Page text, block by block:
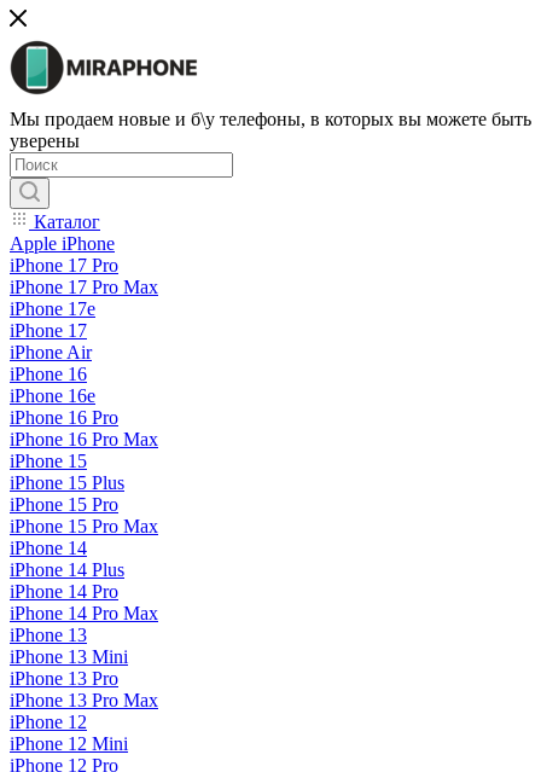
Мы продаем новые и б\у телефоны, в которых вы можете быть
уверены
Каталог
Apple iPhone
iPhone 17 Pro
iPhone 17 Pro Max
iPhone 17e
iPhone 17
iPhone Air
iPhone 16
iPhone 16e
iPhone 16 Pro
iPhone 16 Pro Max
iPhone 15
iPhone 15 Plus
iPhone 15 Pro
iPhone 15 Pro Max
iPhone 14
iPhone 14 Plus
iPhone 14 Pro
iPhone 14 Pro Max
iPhone 13
iPhone 13 Mini
iPhone 13 Pro
iPhone 13 Pro Max
iPhone 12
iPhone 12 Mini
iPhone 12 Pro